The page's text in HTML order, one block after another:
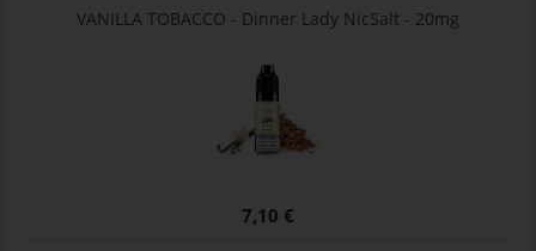
VANILLA TOBACCO - Dinner Lady NicSalt - 20mg
7,10 €